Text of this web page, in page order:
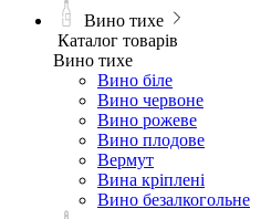
Вино тихе
Каталог товарів
Вино тихе
Вино біле
Вино червоне
Вино рожеве
Вино плодове
Вермут
Вина кріплені
Вино безалкогольне